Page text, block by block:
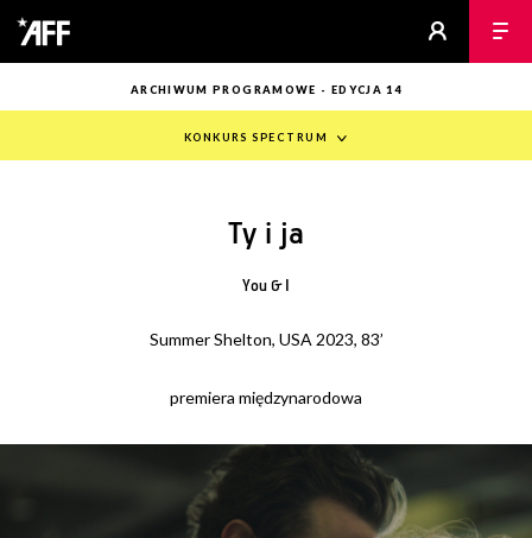
ARCHIWUM PROGRAMOWE - EDYCJA 14
KONKURS SPECTRUM
Ty i ja
You & I
Summer Shelton, USA 2023, 83’
premiera międzynarodowa